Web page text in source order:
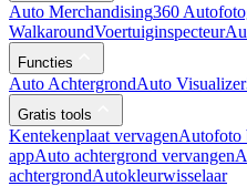
Auto Merchandising360
WalkaroundVoertuiginspecteur
Functies
Auto AchtergrondAuto Visualizer
Gratis tools
Kentekenplaat vervagenAutofoto
appAuto achtergrond vervangen
achtergrondAutokleurwisselaar